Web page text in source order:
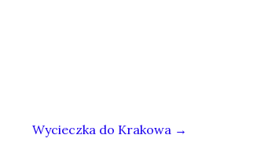
Wycieczka do Krakowa →